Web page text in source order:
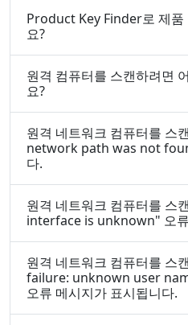
Product Key Finder로 제품
요?
원격 컴퓨터를 스캔하려면
요?
원격 네트워크 컴퓨터를 스
network path was not
다.
원격 네트워크 컴퓨터를 스
interface is unknown" 오
원격 네트워크 컴퓨터를 스
failure: unknown user
오류 메시지가 표시됩니다.